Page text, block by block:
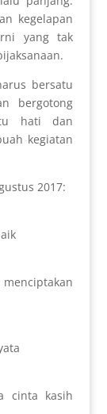
kegelapan
yang tak
bersatu
bergotong
hati dan
kegiatan
2017:
cinta kasih